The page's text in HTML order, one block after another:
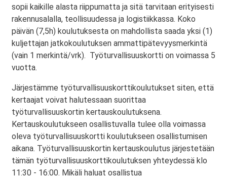
sopii kaikille alasta riippumatta ja sitä tarvitaan erityisesti
rakennusalalla, teollisuudessa ja logistiikkassa. Koko
päivän (7,5h) koulutuksesta on mahdollista saada yksi (1)
kuljettajan jatkokoulutuksen ammattipätevyysmerkintä
(vain 1 merkintä/vrk). Työturvallisuuskortti on voimassa 5
vuotta.
Järjestämme työturvallisuuskorttikoulutukset siten, että
kertaajat voivat halutessaan suorittaa
työturvallisuuskortin kertauskoulutuksena.
Kertauskoulutukseen osallistuvalla tulee olla voimassa
oleva työturvallisuuskortti koulutukseen osallistumisen
aikana. Työturvallisuuskortin kertauskoulutus järjestetään
tämän työturvallisuuskorttikoulutuksen yhteydessä klo
11:30 - 16:00. Mikäli haluat osallistua